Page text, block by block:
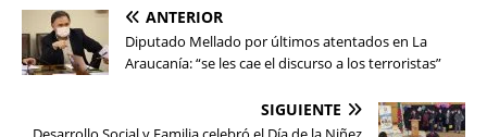
ANTERIOR
Diputado Mellado por últimos atentados en La
Araucanía: “se les cae el discurso a los terroristas”
SIGUIENTE